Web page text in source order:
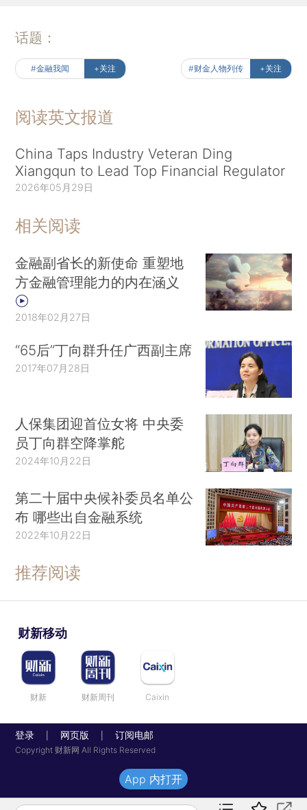
话题：
#金融我闻 +关注 #财金人物列传 +关注
阅读英文报道
China Taps Industry Veteran Ding
Xiangqun to Lead Top Financial Regulator
2026年05月29日
相关阅读
金融副省长的新使命 重塑地
方金融管理能力的内在涵义
2018年02月27日
“65后”丁向群升任广西副主席
2017年07月28日
人保集团迎首位女将 中央委
员丁向群空降掌舵
2024年10月22日
第二十届中央候补委员名单公
布 哪些出自金融系统
2022年10月22日
推荐阅读
财新移动
财新 财新周刊 Caixin
登录 网页版 订阅电邮
Copyright 财新网 All Rights Reserved
App 内打开